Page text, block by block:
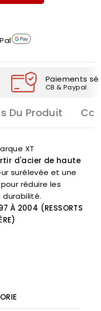
Paiements
CB & Paypal
Du Produit
XT
d'acier de haute
surélevée et une
réduire les
À 2004 (RESSORTS